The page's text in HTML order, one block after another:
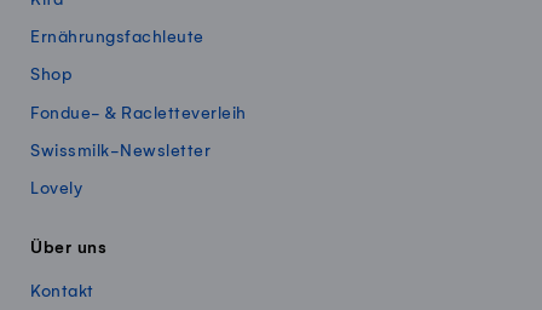
Ernährungsfachleute
Shop
Fondue- & Racletteverleih
Swissmilk-Newsletter
Lovely
Über uns
Kontakt